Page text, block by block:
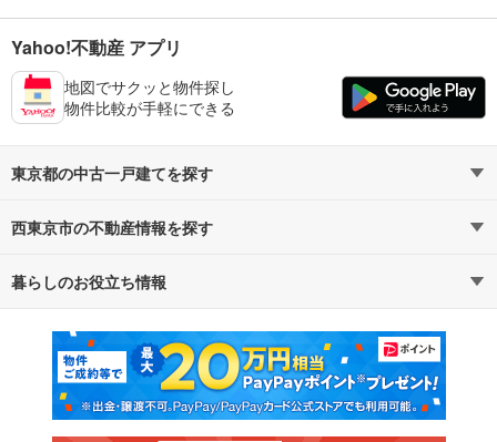
Yahoo!不動産 アプリ
地図でサクッと物件探し
物件比較が手軽にできる
東京都の中古一戸建てを探す
路線・駅から探す
通勤・通学時間から探す
西東京市の不動産情報を探す
不動産・住宅
新築マンション 中古マンション
新築一戸建て 中古一戸建て
暮らしのお役立ち情報
マンションカタログ 教えて！住まいの先生